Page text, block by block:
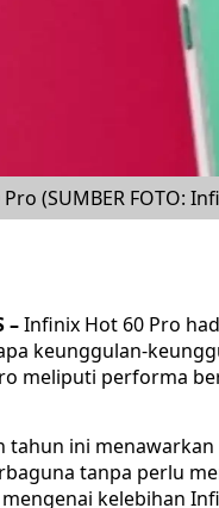
(SUMBER FOTO:
–Infinix Hot 60 Pro
keunggulan-
meliputi performa
tahun ini
tanpa perlu
kelebihan